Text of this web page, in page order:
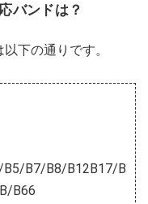
バンドは？
下の通りです。
B7/B8/B12B17/B
B66